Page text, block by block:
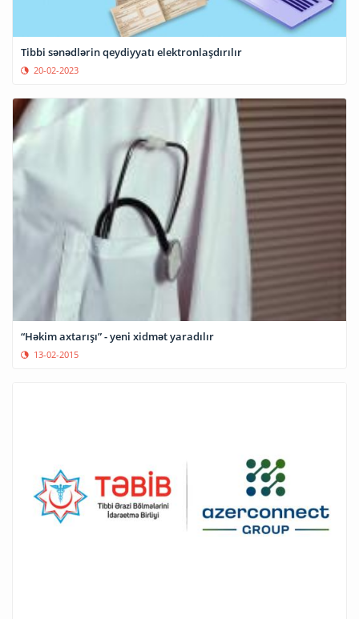
Tibbi sənədlərin qeydiyyatı elektronlaşdırılır
20-02-2023
“Həkim axtarışı” - yeni xidmət yaradılır
13-02-2015